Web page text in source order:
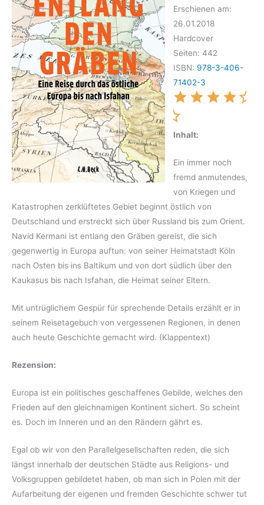
Erschienen am:
26.01.2018
Hardcover
Seiten: 442
ISBN: 978-3-406-
71402-3
Inhalt:
Ein immer noch
fremd anmutendes,
von Kriegen und
Katastrophen zerklüftetes Gebiet beginnt östlich von
Deutschland und erstreckt sich über Russland bis zum Orient.
Navid Kermani ist entlang den Gräben gereist, die sich
gegenwertig in Europa auftun: von seiner Heimatstadt Köln
nach Osten bis ins Baltikum und von dort südlich über den
Kaukasus bis nach Isfahan, die Heimat seiner Eltern.
Mit untrüglichem Gespür für sprechende Details erzählt er in
seinem Reisetagebuch von vergessenen Regionen, in denen
auch heute Geschichte gemacht wird. (Klappentext)
Rezension:
Europa ist ein politisches geschaffenes Gebilde, welches den
Frieden auf den gleichnamigen Kontinent sichert. So scheint
es. Doch im Inneren und an den Rändern gährt es.
Egal ob wir von den Parallelgesellschaften reden, die sich
längst innerhalb der deutschen Städte aus Religions- und
Volksgruppen gebildetet haben, ob man sich in Polen mit der
Aufarbeitung der eigenen und fremden Geschichte schwer tut